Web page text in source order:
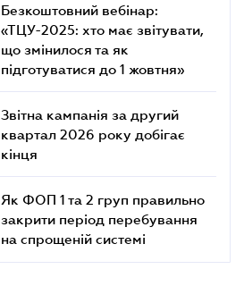
Безкоштовний вебінар:
«ТЦУ-2025: хто має звітувати,
що змінилося та як
підготуватися до 1 жовтня»
Звітна кампанія за другий
квартал 2026 року добігає
кінця
Як ФОП 1 та 2 груп правильно
закрити період перебування
на спрощеній системі